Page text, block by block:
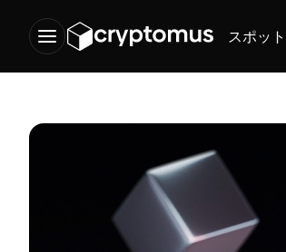
スポット